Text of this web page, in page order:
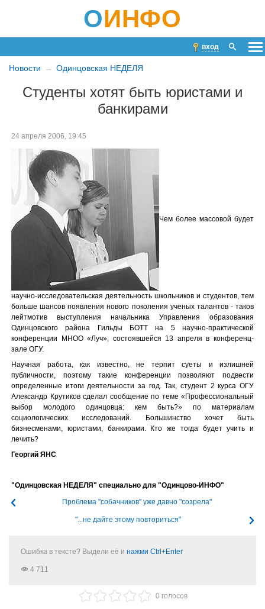
ОИНФО
вход
Новости Одинцовская НЕДЕЛЯ
Студенты хотят быть юристами и
банкирами
24 апреля 2006, 19:45
Чем более массовой будет
научно-исследовательская деятельность школьников и студентов, тем
больше шансов появления нового поколения ученых талантов - таков
лейтмотив выступления начальника Управления образования
Одинцовского района Гильды БОТТ на 5 научно-практической
конференции МНОО «Луч», состоявшейся 13 апреля в конференц-
зале ОГУ.
Научная работа, как известно, не терпит суеты и излишней
публичности, поэтому такие конференции позволяют подвести
определенные итоги деятельности за год. Так, студент 2 курса ОГУ
Александр Крутиков сделал сообщение по теме «Профессиональный
выбор молодого одинцовца: кем быть?» по материалам
социологических исследований. Большинство хочет быть
бизнесменами, юристами, банкирами. Кто же тогда будет учить и
лечить?
Георгий ЯНС
"Одинцовская НЕДЕЛЯ" специально для "Одинцово-ИНФО"
Проблема "собачников" уже давно "созрела"
"...не дайте этому повториться"
Ошибка в тексте? Выдели её и нажми Ctrl+Enter
4 711
0 голосов